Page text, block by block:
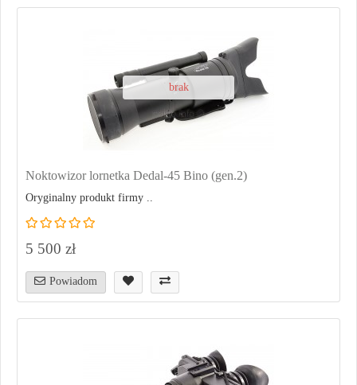
brak
Noktowizor lornetka Dedal-45 Bino (gen.2)
Oryginalny produkt firmy ..
5 500 zł
Powiadom